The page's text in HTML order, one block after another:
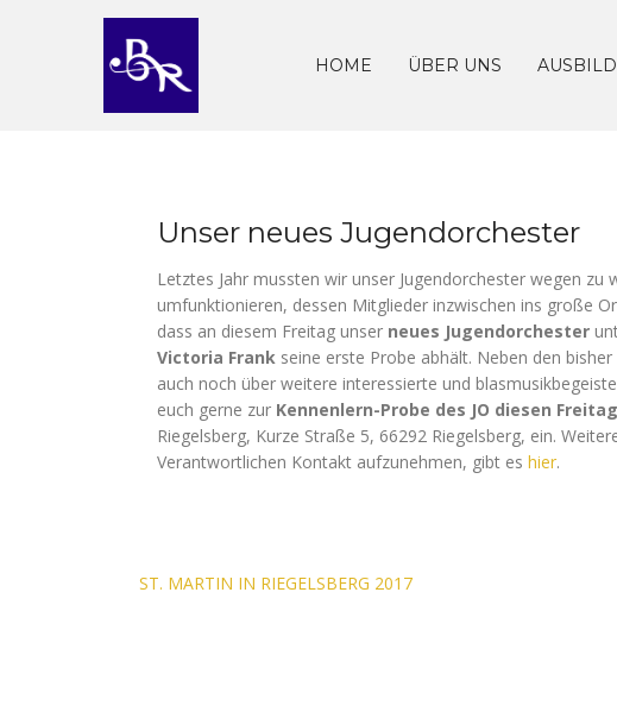
HOME ÜBER UNS
Unser neues Jugendorchester
Letztes Jahr mussten wir unser Jugendorchester wegen
umfunktionieren, dessen Mitglieder inzwischen ins große
dass an diesem Freitag unser neues Jugendorchester
Victoria Frank seine erste Probe abhält. Neben den
auch noch über weitere interessierte und
euch gerne zur Kennenlern-Probe des JO diesen Freitag
Riegelsberg, Kurze Straße 5, 66292 Riegelsberg, ein.
Verantwortlichen Kontakt aufzunehmen, gibt es hier.
Beitragsnavigation
ST. MARTIN IN RIEGELSBERG 2017